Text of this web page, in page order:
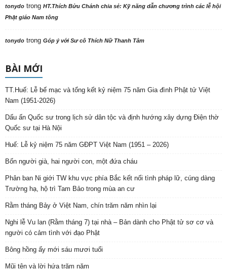
tonydo trong HT.Thích Bửu Chánh chia sẻ: Kỹ năng dẫn chương trình các lễ hội
Phật giáo Nam tông
tonydo trong Góp ý với Sư cô Thích Nữ Thanh Tâm
BÀI MỚI
TT.Huế: Lễ bế mạc và tổng kết kỷ niệm 75 năm Gia đình Phật tử Việt
Nam (1951-2026)
Dấu ấn Quốc sư trong lịch sử dân tộc và định hướng xây dựng Điện thờ
Quốc sư tại Hà Nội
Huế: Lễ kỷ niệm 75 năm GĐPT Việt Nam (1951 – 2026)
Bốn người già, hai người con, một đứa cháu
Phân ban Ni giới TW khu vực phía Bắc kết nối tình pháp lữ, cúng dàng
Trường hạ, hộ trì Tam Bảo trong mùa an cư
Rằm tháng Bảy ở Việt Nam, chín trăm năm nhìn lại
Nghi lễ Vu lan (Rằm tháng 7) tại nhà – Bản dành cho Phật tử sơ cơ và
người có cảm tình với đạo Phật
Bông hồng ấy mới sáu mươi tuổi
Mũi tên và lời hứa trăm năm